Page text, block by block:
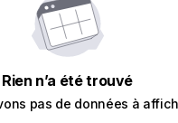
Rien n’a été trouvé
pas de données à